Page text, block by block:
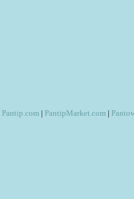
Pantip.com | PantipMarket.com |